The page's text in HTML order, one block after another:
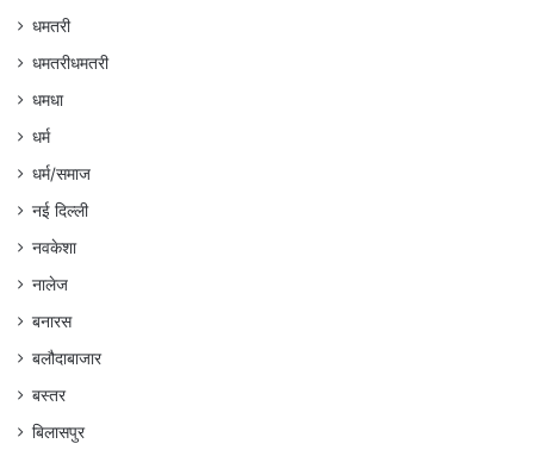
धमतरी
धमतरीधमतरी
धमधा
धर्म
धर्म/समाज
नई दिल्ली
नवकेशा
नालेज
बनारस
बलौदाबाजार
बस्तर
बिलासपुर